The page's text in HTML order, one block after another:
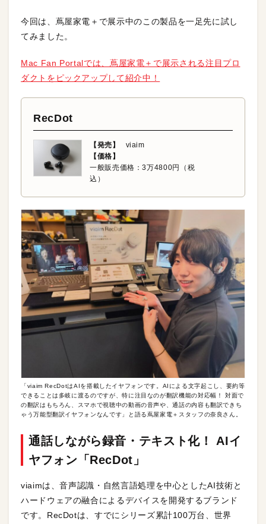
今回は、蔦屋家電＋で展示中のこの製品を一足先に試し
てみました。
Mac Fan Portalでは、蔦屋家電＋で展示される注目プロ
ダクトをピックアップして紹介中！
RecDot
【発売】
viaim
【価格】
一般販売価格：3万4800円（税
込）
「viaim RecDotはAIを搭載したイヤフォンです。AIによる文字起こし、要約等
できることは多岐に渡るのですが、特に注目なのが翻訳機能の対応幅！ 対面で
の翻訳はもちろん、スマホで視聴中の動画の音声や、通話の内容も翻訳できち
ゃう万能型翻訳イヤフォンなんです」と語る蔦屋家電＋スタッフの奈良さん。
通話しながら録音・テキスト化！ AIイ
ヤフォン「RecDot」
viaimは、音声認識・自然言語処理を中心としたAI技術と
ハードウェアの融合によるデバイスを開発するブランド
です。RecDotは、すでにシリーズ累計100万台、世界